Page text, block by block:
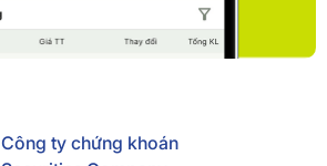
Công ty chứng khoán